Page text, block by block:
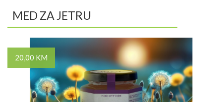
MED ZA JETRU
20,00 KM